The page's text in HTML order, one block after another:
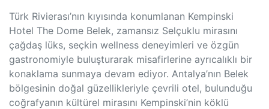
Türk Rivierası’nın kıyısında konumlanan Kempinski
Hotel The Dome Belek, zamansız Selçuklu mirasını
çağdaş lüks, seçkin wellness deneyimleri ve özgün
gastronomiyle buluşturarak misafirlerine ayrıcalıklı bir
konaklama sunmaya devam ediyor. Antalya’nın Belek
bölgesinin doğal güzellikleriyle çevrili otel, bulunduğu
coğrafyanın kültürel mirasını Kempinski’nin köklü